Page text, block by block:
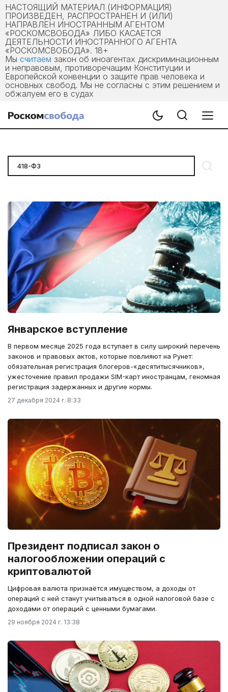
НАСТОЯЩИЙ МАТЕРИАЛ (ИНФОРМАЦИЯ)
ПРОИЗВЕДЕН, РАСПРОСТРАНЕН И (ИЛИ)
НАПРАВЛЕН ИНОСТРАННЫМ АГЕНТОМ
«РОСКОМСВОБОДА» ЛИБО КАСАЕТСЯ
ДЕЯТЕЛЬНОСТИ ИНОСТРАННОГО АГЕНТА
«РОСКОМСВОБОДА». 18+
Мы считаем закон об иноагентах дискриминационным
и неправовым, противоречащим Конституции и
Европейской конвенции о защите прав человека и
основных свобод. Мы не согласны с этим решением и
обжалуем его в судах
Январское вступление
В первом месяце 2025 года вступает в силу широкий перечень
законов и правовых актов, которые повлияют на Рунет:
обязательная регистрация блогеров-«десятитысячников»,
ужесточение правил продажи SIM-карт иностранцам, геномная
регистрация задержанных и другие нормы.
27 декабря 2024 г. 8:33
Президент подписал закон о
налогообложении операций с
криптовалютой
Цифровая валюта признаётся имуществом, а доходы от
операций с ней станут учитываться в одной налоговой базе с
доходами от операций с ценными бумагами.
29 ноября 2024 г. 13:38